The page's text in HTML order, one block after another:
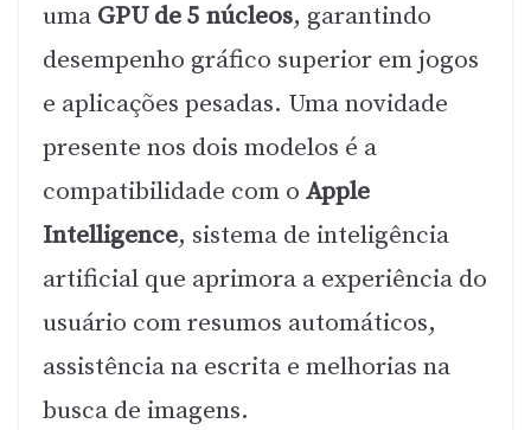
uma GPU de 5 núcleos, garantindo
desempenho gráfico superior em jogos
e aplicações pesadas. Uma novidade
presente nos dois modelos é a
compatibilidade com o Apple
Intelligence, sistema de inteligência
artificial que aprimora a experiência do
usuário com resumos automáticos,
assistência na escrita e melhorias na
busca de imagens.